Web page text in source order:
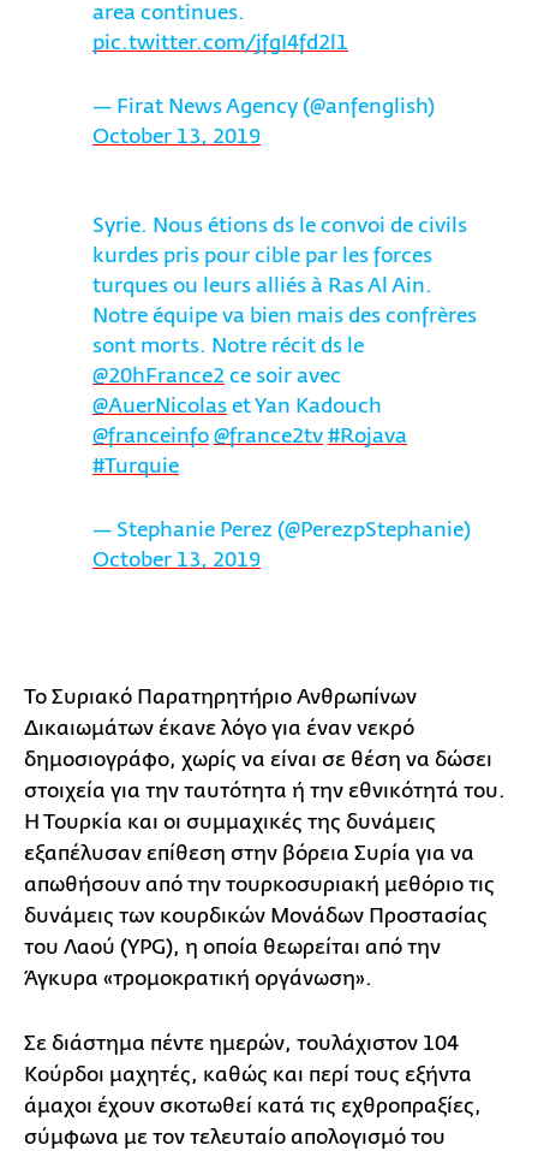
area continues.
pic.twitter.com/jfgI4fd2l1
— Firat News Agency (@anfenglish)
October 13, 2019
Syrie. Nous étions ds le convoi de civils
kurdes pris pour cible par les forces
turques ou leurs alliés à Ras Al Ain.
Notre équipe va bien mais des confrères
sont morts. Notre récit ds le
@20hFrance2 ce soir avec
@AuerNicolas et Yan Kadouch
@franceinfo @france2tv #Rojava
#Turquie
— Stephanie Perez (@PerezpStephanie)
October 13, 2019
Το Συριακό Παρατηρητήριο Ανθρωπίνων
Δικαιωμάτων έκανε λόγο για έναν νεκρό
δημοσιογράφο, χωρίς να είναι σε θέση να δώσει
στοιχεία για την ταυτότητα ή την εθνικότητά του.
Η Τουρκία και οι συμμαχικές της δυνάμεις
εξαπέλυσαν επίθεση στην βόρεια Συρία για να
απωθήσουν από την τουρκοσυριακή μεθόριο τις
δυνάμεις των κουρδικών Μονάδων Προστασίας
του Λαού (YPG), η οποία θεωρείται από την
Άγκυρα «τρομοκρατική οργάνωση».
Σε διάστημα πέντε ημερών, τουλάχιστον 104
Κούρδοι μαχητές, καθώς και περί τους εξήντα
άμαχοι έχουν σκοτωθεί κατά τις εχθροπραξίες,
σύμφωνα με τον τελευταίο απολογισμό του